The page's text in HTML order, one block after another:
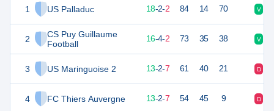
1 US Palladuc
2
CS Puy Guillaume
Football
3 US Maringuoise 2
4 FC Thiers Auvergne
18-2-2 84 14 70 V
52 16-4-2 73 35 38 V
41 13-2-7 61 40 21 D
41 13-2-7 54 45 9 D